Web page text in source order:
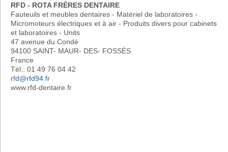
RFD - ROTA FRÈRES DENTAIRE
Fauteuils et meubles dentaires - Matériel de laboratoires -
Micromoteurs électriques et à air - Produits divers pour cabinets
et laboratoires - Units
47 avenue du Condé
94100 SAINT- MAUR- DES- FOSSÉS
France
Tél.: 01 49 76 04 42
rfd@rfd94.fr
www.rfd-dentaire.fr